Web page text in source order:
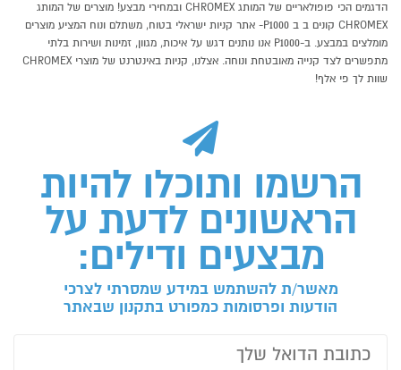
הדגמים הכי פופולאריים של המותג CHROMEX ובמחירי מבצע! מוצרים של המותג
CHROMEX קונים ב ב P1000- אתר קניות ישראלי בטוח, משתלם ונוח המציע מוצרים
מומלצים במבצע. ב-P1000 אנו נותנים דגש על איכות, מגוון, זמינות ושירות בלתי
מתפשרים לצד קנייה מאובטחת ונוחה. אצלנו, קניות באינטרנט של מוצרי CHROMEX
שוות לך פי אלף!
הרשמו ותוכלו להיות
הראשונים לדעת על
מבצעים ודילים:
מאשר/ת להשתמש במידע שמסרתי לצרכי
הודעות ופרסומות כמפורט בתקנון שבאתר